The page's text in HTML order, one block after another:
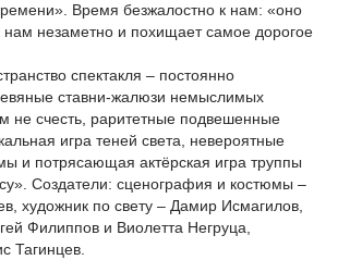
Время безжалостно к нам: «оно
нам незаметно и похищает самое дорогое
спектакля – постоянно
ставни-жалюзи немыслимых
не счесть, раритетные подвешенные
игра теней света, невероятные
и потрясающая актёрская игра труппы
Создатели: сценография и костюмы –
художник по свету – Дамир Исмагилов,
Филиппов и Виолетта Негруца,
Тагинцев.